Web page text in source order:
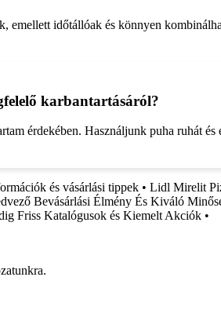
emellett időtállóak és könnyen
karbantartásáról?
érdekében. Használjunk puha ruhát
és vásárlási tippek • Lidl Mirelit
Bevásárlási Élmény És Kiváló
Friss Katalógusok és Kiemelt Akciók •